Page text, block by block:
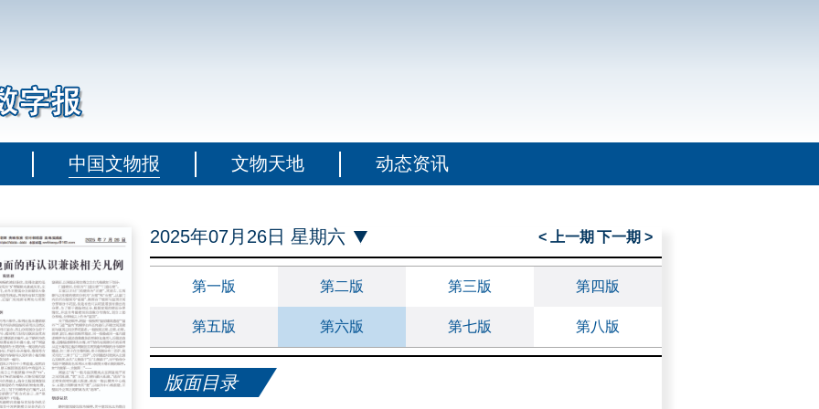
中国文物报 文物天地 动态资讯
2025年07月26日 星期六 < 上一期 下一期 >
第一版 第二版 第三版 第四版
第五版 第六版 第七版 第八版
版面目录